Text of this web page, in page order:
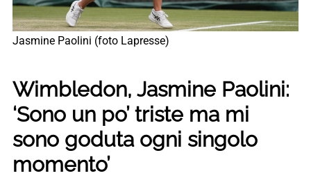
Jasmine Paolini (foto Lapresse)
Wimbledon, Jasmine Paolini:
‘Sono un po’ triste ma mi
sono goduta ogni singolo
momento’